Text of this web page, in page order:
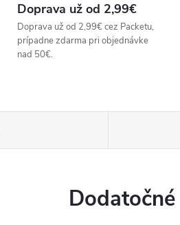
Doprava už od 2,99€
Doprava už od 2,99€ cez Packetu,
prípadne zdarma pri objednávke
nad 50€.